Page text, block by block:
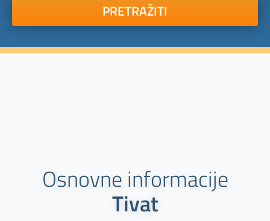
PRETRAŽITI
Osnovne informacije
Tivat